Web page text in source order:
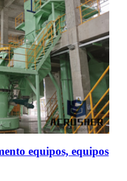
equipos, equipos